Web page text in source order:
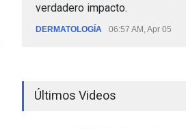
verdadero impacto.
DERMATOLOGÍA 06:57 AM, Apr 05
Últimos Videos